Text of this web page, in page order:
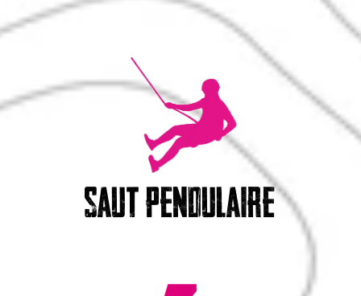
saut pendulaire